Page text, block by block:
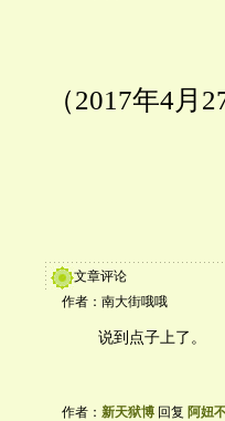
（2017年4月
文章评论
作者：南大街哦哦
说到点子上了。
作者： 新天狱博 回复 阿妞